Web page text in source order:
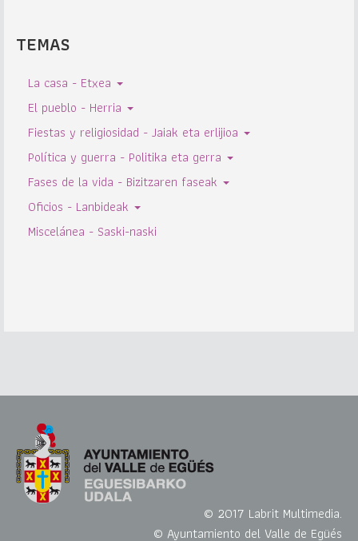
TEMAS
La casa - Etxea
El pueblo - Herria
Fiestas y religiosidad - Jaiak eta erlijioa
Política y guerra - Politika eta gerra
Fases de la vida - Bizitzaren faseak
Oficios - Lanbideak
Miscelánea - Saski-naski
© 2017 Labrit Multimedia.
© Ayuntamiento del Valle de Egüés